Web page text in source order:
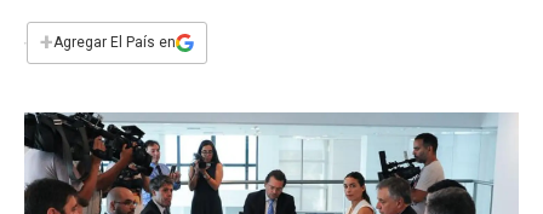
e
b
k
s
p
t
n
i
l
+Agregar El País en